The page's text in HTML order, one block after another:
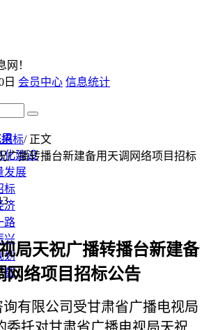
！
日 会员中心 信息统计
化建设
发展
标
济
路
兴
划
载
标/ 正文
广播转播台新建备用天调网络项目招标
局天祝广播转播台新建备
网络项目招标公告
有限公司受甘肃省广播电视局